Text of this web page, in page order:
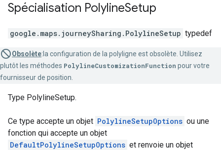
Spécialisation PolylineSetup
google.maps.journeySharing . PolylineSetup typedef
Obsolète:la configuration de la polyligne est obsolète. Utilisez
plutôt les méthodes PolylineCustomizationFunction pour votre
fournisseur de position.
Type PolylineSetup.
Ce type accepte un objet PolylineSetupOptions ou une
fonction qui accepte un objet
DefaultPolylineSetupOptions et renvoie un objet